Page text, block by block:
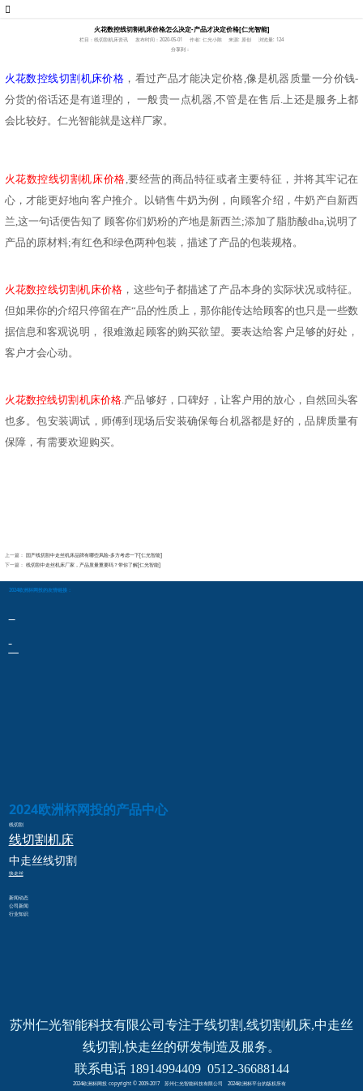
火花数控线切割机床价格怎么决定-产品才决定价格[仁光智能]
栏目：线切割机床资讯 发布时间：2020-05-01 作者: 仁光小陈 来源: 原创
浏览量: 124
分享到：
火花数控线切割机床价格 ，看过产品才能决定价格,像是机器质量一分价钱-
分货的俗话还是有道理的，一般贵一点机器 ,不管是在售后.上还是服务上都
会比较好。 仁光智能就是这样厂家。
火花数控线切割机床价格,要经营的商品特征或者主要特征，并将其牢记在
心，才能更好地向客户推介。以销售牛奶为例，向顾客介绍，牛奶产自新西
兰,这一句话便告知了 顾客你们奶粉的产地是新西兰;添加了脂肪酸dha,说明了
产品的原材料;有红色和绿色两种包装，描述了产品的包装规格。
火花数控线切割机床价格 ，这些句子都描述了产品本身的实际状况或特征。
但如果你的介绍只停留在产“品的性质上，那你能传达给顾客的也只是一些数
据信息和客观说明， 很难激起顾客的购买欲望。要表达给客户足够的好处，
客户才会心动。
火花数控线切割机床价格.产品够好，口碑好，让客户用的放心，自然回头客
也多。包安装调试，师傅到现场后安装确保每台机器都是好的，品牌质量有
保障，有需要欢迎购买。
上一篇：
国产线切割中走丝机床品牌有哪些风险-多方考虑一下[仁光智能]
下一篇： 线切割中走丝机床厂家，产品质量重要吗？带你了解[仁光智能]
2024欧洲杯网投的友情链接：
2024欧洲杯网投的产品中心
线切割
线切割机床
中走丝线切割
快走丝
新闻动态
公司新闻
行业知识
苏州仁光智能科技有限公司专注于线切割,线切割机床,中走丝
线切割,快走丝的研发制造及服务。
联系电话 18914994409  0512-36688144
2024欧洲杯网投 copyright © 2009-2017 苏州仁光智能科技有限公司 2024欧洲杯平台的版权所有